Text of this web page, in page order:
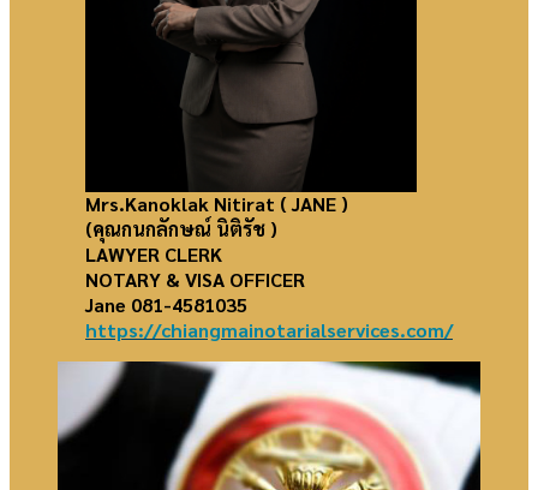
Mrs.Kanoklak Nitirat ( JANE )
(คุณกนกลักษณ์ นิติรัช )
LAWYER CLERK
NOTARY & VISA OFFICER
Jane 081-4581035
https://chiangmainotarialservices.com/